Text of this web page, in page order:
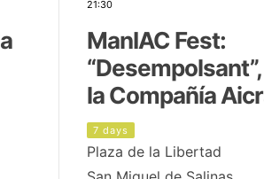
21:30
ManIAC Fest:
la Compañía
7 days
Plaza de la Libertad